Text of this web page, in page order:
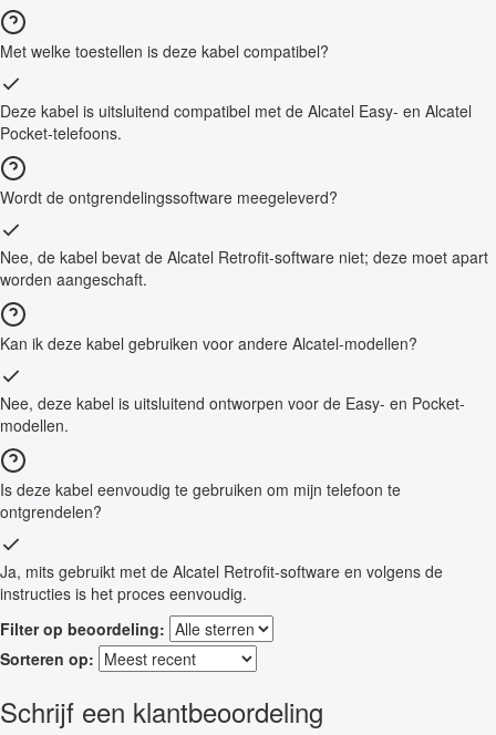
Met welke toestellen is deze kabel compatibel?
Deze kabel is uitsluitend compatibel met de Alcatel Easy- en Alcatel
Pocket-telefoons.
Wordt de ontgrendelingssoftware meegeleverd?
Nee, de kabel bevat de Alcatel Retrofit-software niet; deze moet apart
worden aangeschaft.
Kan ik deze kabel gebruiken voor andere Alcatel-modellen?
Nee, deze kabel is uitsluitend ontworpen voor de Easy- en Pocket-
modellen.
Is deze kabel eenvoudig te gebruiken om mijn telefoon te
ontgrendelen?
Ja, mits gebruikt met de Alcatel Retrofit-software en volgens de
instructies is het proces eenvoudig.
Filter op beoordeling:
Sorteren op:
Schrijf een klantbeoordeling